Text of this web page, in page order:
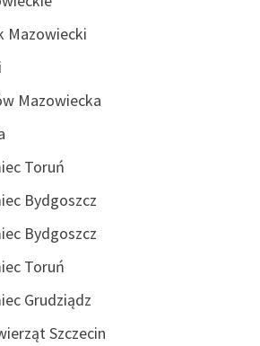
Mazowiecki
Mazowiecka
Toruń
Bydgoszcz
Bydgoszcz
Toruń
Grudziądz
Szczecin